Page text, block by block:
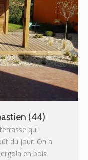
(44)
qui
du jour. On a
en bois